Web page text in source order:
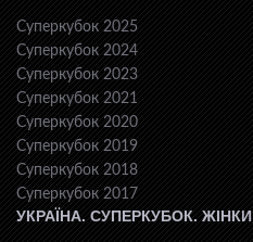
Суперкубок 2025
Суперкубок 2024
Суперкубок 2023
Суперкубок 2021
Суперкубок 2020
Суперкубок 2019
Суперкубок 2018
Суперкубок 2017
УКРАЇНА. СУПЕРКУБОК. ЖІНКИ